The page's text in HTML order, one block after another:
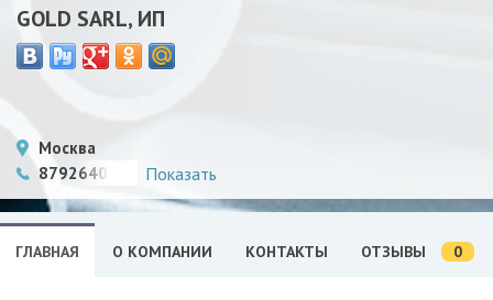
GOLD SARL, ИП
Москва
8792640347
Показать
ГЛАВНАЯ О КОМПАНИИ КОНТАКТЫ ОТЗЫВЫ 0